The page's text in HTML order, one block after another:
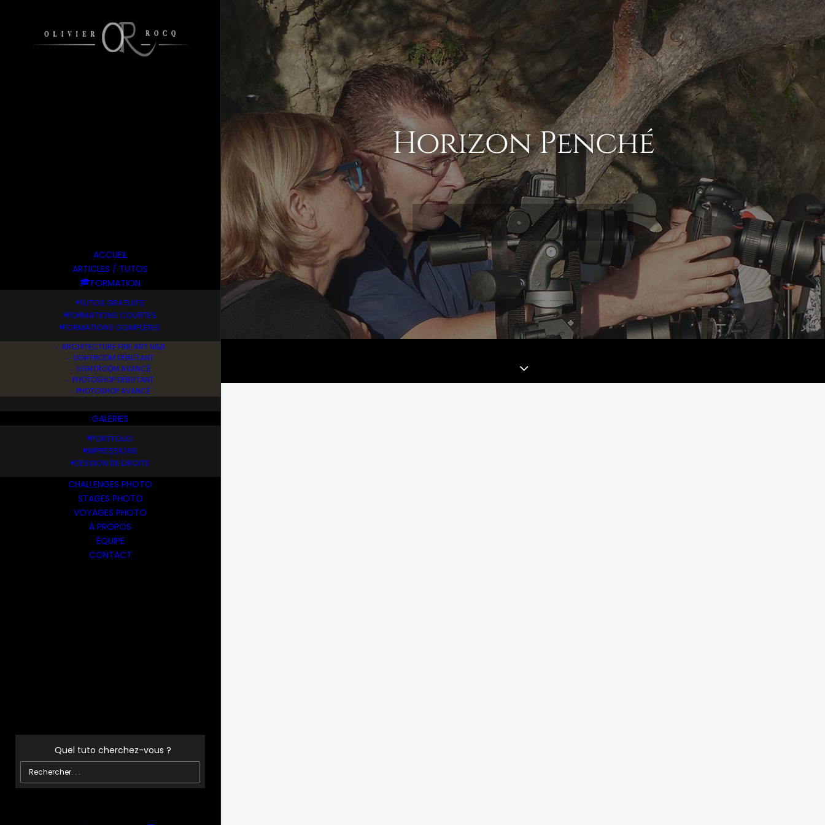
ACCUEIL
ARTICLES / TUTOS
FORMATION
TUTOS GRATUITS
FORMATIONS COURTES
FORMATIONS COMPLÈTES
ARCHITECTURE FINE ART N&B
LIGHTROOM DÉBUTANT
LIGHTROOM AVANCÉ
PHOTOSHOP DÉBUTANT
PHOTOSHOP AVANCÉ
GALERIES
PORTFOLIO
IMPRESSIONS
CESSION DE DROITS
CHALLENGES PHOTO
STAGES PHOTO
VOYAGES PHOTO
À PROPOS
ÉQUIPE
CONTACT
Horizon Penché